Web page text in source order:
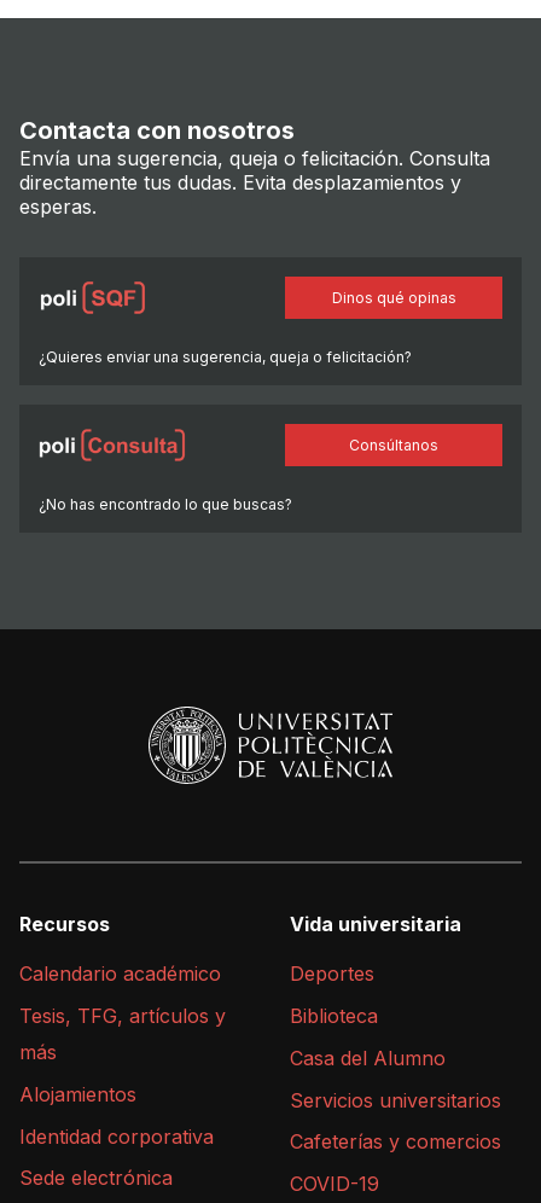
Contacta con nosotros
Envía una sugerencia, queja o felicitación. Consulta
directamente tus dudas. Evita desplazamientos y
esperas.
¿Quieres enviar una sugerencia, queja o felicitación?
Dinos qué opinas
¿No has encontrado lo que buscas?
Consúltanos
Recursos
Calendario académico
Tesis, TFG, artículos y
más
Alojamientos
Identidad corporativa
Sede electrónica
Vida universitaria
Deportes
Biblioteca
Casa del Alumno
Servicios universitarios
Cafeterías y comercios
COVID-19